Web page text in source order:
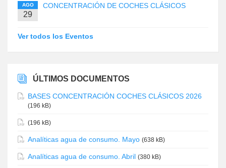
AGO
29
CONCENTRACIÓN DE COCHES CLÁSICOS
Ver todos los Eventos
ÚLTIMOS DOCUMENTOS
BASES CONCENTRACIÓN COCHES CLÁSICOS 2026
(196 kB)
(196 kB)
Analíticas agua de consumo. Mayo (638 kB)
Analíticas agua de consumo. Abril (380 kB)